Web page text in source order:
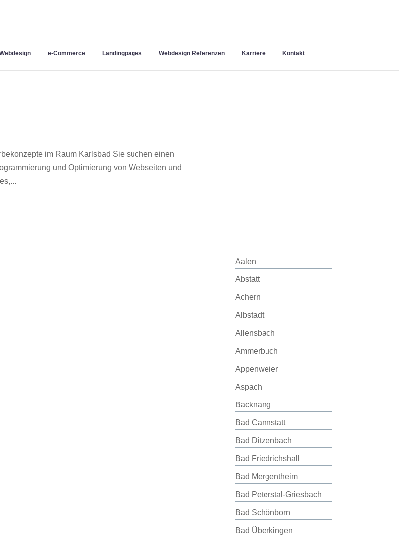
Webdesign e-Commerce Landingpages Webdesign Referenzen Karriere Kontakt
im Raum Karlsbad Sie suchen einen
und Optimierung von Webseiten und
Aalen
Abstatt
Achern
Albstadt
Allensbach
Ammerbuch
Appenweier
Aspach
Backnang
Bad Cannstatt
Bad Ditzenbach
Bad Friedrichshall
Bad Mergentheim
Bad Peterstal-Griesbach
Bad Schönborn
Bad Überkingen